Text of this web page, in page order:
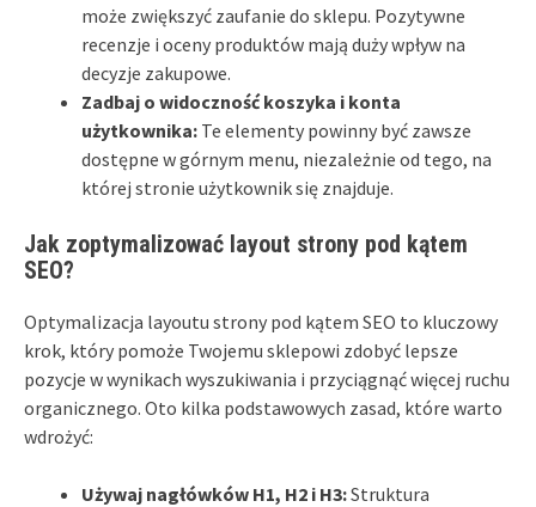
może zwiększyć zaufanie do sklepu. Pozytywne
recenzje i oceny produktów mają duży wpływ na
decyzje zakupowe.
Zadbaj o widoczność koszyka i konta
użytkownika: Te elementy powinny być zawsze
dostępne w górnym menu, niezależnie od tego, na
której stronie użytkownik się znajduje.
Jak zoptymalizować layout strony pod kątem
SEO?
Optymalizacja layoutu strony pod kątem SEO to kluczowy
krok, który pomoże Twojemu sklepowi zdobyć lepsze
pozycje w wynikach wyszukiwania i przyciągnąć więcej ruchu
organicznego. Oto kilka podstawowych zasad, które warto
wdrożyć:
Używaj nagłówków H1, H2 i H3:Struktura